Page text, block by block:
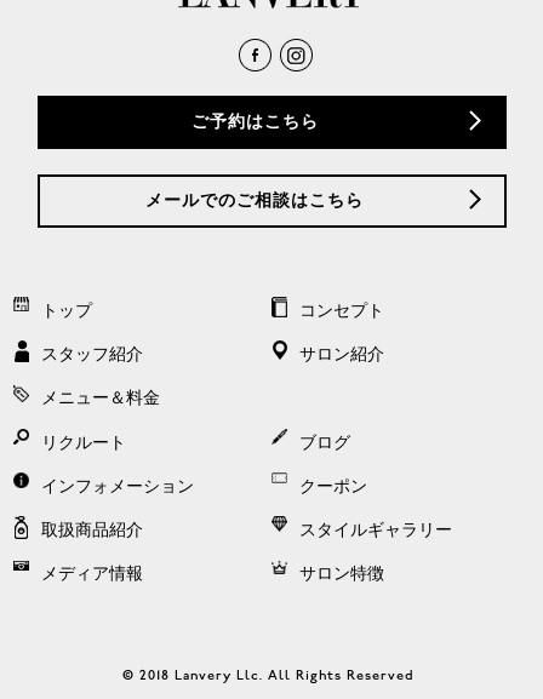
ご予約はこちら
メールでのご相談はこちら
トップ コンセプト
スタッフ紹介 サロン紹介
メニュー＆料金
リクルート ブログ
インフォメーション クーポン
取扱商品紹介 スタイルギャラリー
メディア情報 サロン特徴
© 2018 Lanvery Llc. All Rights Reserved